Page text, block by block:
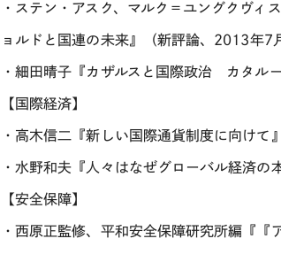
・ステン・アスク、マルク＝ユングクヴ
ョルドと国連の未来』（新評論、2013年7
・細田晴子『カザルスと国際政治 カタル
【国際経済】
・高木信二『新しい国際通貨制度に向けて
・水野和夫『人々はなぜグローバル経済
【安全保障】
・西原正監修、平和安全保障研究所編『